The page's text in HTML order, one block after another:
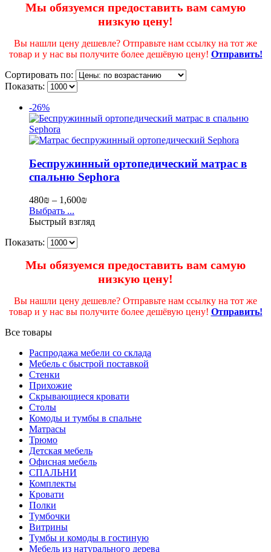
Мы обязуемся предоставить вам самую
низкую цену!
Вы нашли цену дешевле? Отправьте нам ссылку на тот же
товар и у нас вы получите более дешёвую цену! Отправить!
Сортировать по:
Показать:
-26%
Беспружинный ортопедический матрас в
спальню Sephora
480₪ – 1,600₪
Выбрать ...
Быстрый взгляд
Показать:
Мы обязуемся предоставить вам самую
низкую цену!
Вы нашли цену дешевле? Отправьте нам ссылку на тот же
товар и у нас вы получите более дешёвую цену! Отправить!
Все товары
Распродажа мебели со склада
Мебель с быстрой поставкой
Стенки
Прихожие
Скрывающиеся кровати
Столы
Комоды и тумбы в спальне
Матрасы
Трюмо
Детская мебель
Офисная мебель
СПАЛЬНИ
Комплекты
Кровати
Полки
Тумбочки
Витрины
Тумбы и комоды в гостиную
Мебель из натурального дерева